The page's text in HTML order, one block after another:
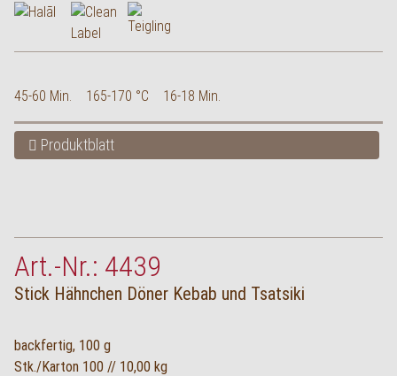
45-60 Min. 165-170 °C 16-18 Min.
Produktblatt
Art.-Nr.: 4439
Stick Hähnchen Döner Kebab und Tsatsiki
backfertig, 100 g
Stk./Karton 100 // 10,00 kg